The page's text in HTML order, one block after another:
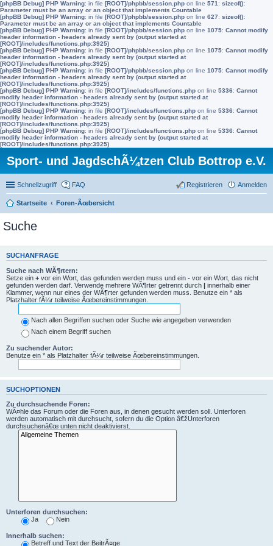
[phpBB Debug] PHP Warning: in file [ROOT]/phpbb/session.php on line 571 : sizeof():
Parameter must be an array or an object that implements Countable
[phpBB Debug] PHP Warning: in file [ROOT]/phpbb/session.php on line 627: sizeof():
Parameter must be an array or an object that implements Countable
[phpBB Debug] PHP Warning: in file [ROOT]/phpbb/session.php on line 1075: Cannot modify
header information - headers already sent by (output started at
[ROOT]/includes/functions.php:3925)
[phpBB Debug] PHP Warning: in file [ROOT]/phpbb/session.php on line 1075: Cannot modify
header information - headers already sent by (output started at
[ROOT]/includes/functions.php:3925)
[phpBB Debug] PHP Warning: in file [ROOT]/phpbb/session.php on line 1075: Cannot modify
header information - headers already sent by (output started at
[ROOT]/includes/functions.php:3925)
[phpBB Debug] PHP Warning: in file [ROOT]/includes/functions.php on line 5336: Cannot
modify header information - headers already sent by (output started at
[ROOT]/includes/functions.php:3925)
[phpBB Debug] PHP Warning: in file [ROOT]/includes/functions.php on line 5336: Cannot
modify header information - headers already sent by (output started at
[ROOT]/includes/functions.php:3925)
[phpBB Debug] PHP Warning: in file [ROOT]/includes/functions.php on line 5336: Cannot
modify header information - headers already sent by (output started at
[ROOT]/includes/functions.php:3925)
Sport- und JagdschÃ¼tzen Club Bottrop e.V.
Schnellzugriff FAQ Anmelden
Registrieren
Startseite Foren-Ãœbersicht
Suche
SUCHANFRAGE
Suche nach WÃ¶rtern:
Setze ein + vor ein Wort, das gefunden werden muss und ein - vor ein Wort, das nicht
gefunden werden darf. Verwende mehrere WÃ¶rter getrennt durch | innerhalb einer
Klammer, wenn nur eines der WÃ¶rter gefunden werden muss. Benutze ein * als
Platzhalter fÃ¼r teilweise Ãœbereinstimmungen.
Nach allen Begriffen suchen oder Suche wie angegeben verwenden
Nach einem Begriff suchen
Zu suchender Autor:
Benutze ein * als Platzhalter fÃ¼r teilweise Ãœbereinstimmungen.
SUCHOPTIONEN
Zu durchsuchende Foren:
WÃ¤hle das Forum oder die Foren aus, in denen gesucht werden soll. Unterforen
werden automatisch mit durchsucht, sofern du die Option â€žUnterforen
durchsuchenâ€œ unten nicht deaktivierst.
Unterforen durchsuchen:
Ja
Nein
Innerhalb suchen:
Betreff und Text der BeitrÃ¤ge